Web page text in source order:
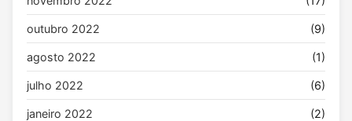
outubro 2022 (9)
agosto 2022 (1)
julho 2022 (6)
janeiro 2022 (2)